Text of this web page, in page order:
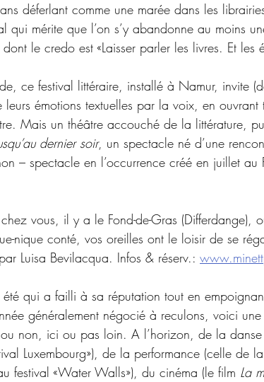
déferlant comme une marée dans les
mérite que l’on s’y abandonne au moins
dont le credo est «Laisser parler les livres. Et les
ce festival littéraire, installé à Namur, invite
leurs émotions textuelles par la voix, en ouvrant
Mais un théâtre accouché de la littérature,
dernier soir, un spectacle né d’une
– spectacle en l’occurrence créé en juillet au
vous, il y a le Fond-de-Gras (Differdange),
nique conté, vos oreilles ont le loisir de se
Luisa Bevilacqua. Infos & réserv.:
qui a failli à sa réputation tout en
généralement négocié à reculons, voici une
non, ici ou pas loin. A l’horizon, de la danse
Luxembourg»), de la performance (celle de
festival «Water Walls»), du cinéma (le film La